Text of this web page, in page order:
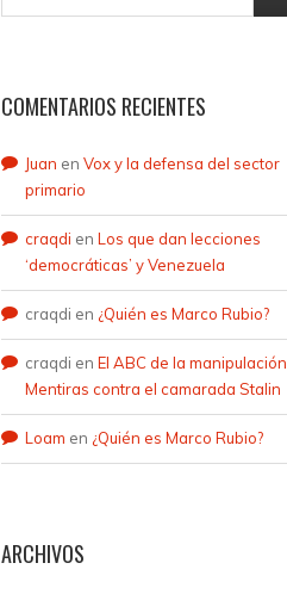
COMENTARIOS RECIENTES
Juan en Vox y la defensa del sector
primario
craqdi en Los que dan lecciones
‘democráticas’ y Venezuela
craqdi en ¿Quién es Marco Rubio?
craqdi en El ABC de la manipulación.
Mentiras contra el camarada Stalin
Loam en ¿Quién es Marco Rubio?
ARCHIVOS